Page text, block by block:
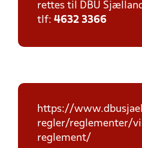
rettes til DBU
tlf: 4632 3366
https://
regler/reglementer/
reglement/